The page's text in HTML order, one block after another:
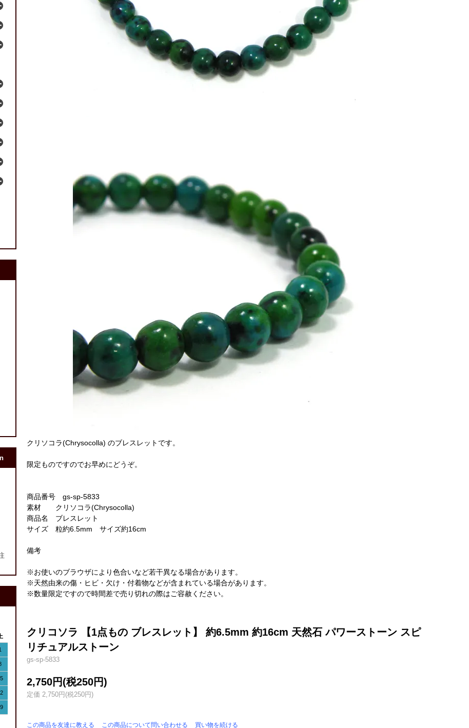
クリソコラ(Chrysocolla) のブレスレットです。
限定ものですのでお早めにどうぞ。
商品番号 gs-sp-5833
素材 クリソコラ(Chrysocolla)
商品名 ブレスレット
サイズ 粒約6.5mm サイズ約16cm
備考
※お使いのブラウザにより色合いなど若干異なる場合があります。
※天然由来の傷・ヒビ・欠け・付着物などが含まれている場合があります。
※数量限定ですので時間差で売り切れの際はご容赦ください。
クリコソラ 【1点もの ブレスレット】 約6.5mm 約16cm 天然石 パワーストーン スピ
リチュアルストーン
gs-sp-5833
2,750円(税250円)
定価 2,750円(税250円)
この商品を友達に教える この商品について問い合わせる 買い物を続ける